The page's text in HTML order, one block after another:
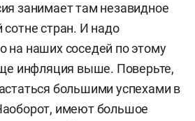
занимает там незавидное
стран. И надо
на наших соседей по этому
инфляция выше. Поверьте,
большими успехами в
имеют большое